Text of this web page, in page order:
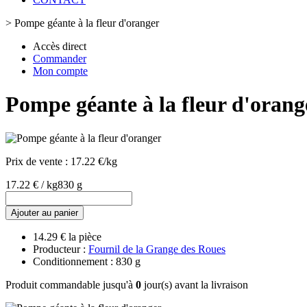
> Pompe géante à la fleur d'oranger
Accès direct
Commander
Mon compte
Pompe géante à la fleur
Prix de vente : 17.22 €/kg
17.22 € / kg830 g
Ajouter au panier
14.29 € la pièce
Producteur : Fournil de la Grange des Roues
Conditionnement : 830 g
Produit commandable jusqu'à 0 jour(s) avant la livraison